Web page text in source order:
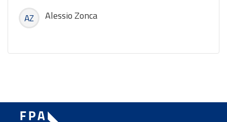
AZ Alessio Zonca